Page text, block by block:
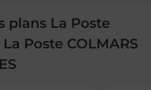
plans La Poste
Poste COLMARS